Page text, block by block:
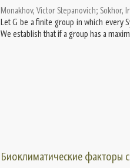
Monakhov, Victor Stepanovich; Sokhor,
Let G be a finite group in which every
We establish that if a group has a
Биоклиматические факторы